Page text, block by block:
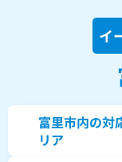
イ
富里市内の対
リア